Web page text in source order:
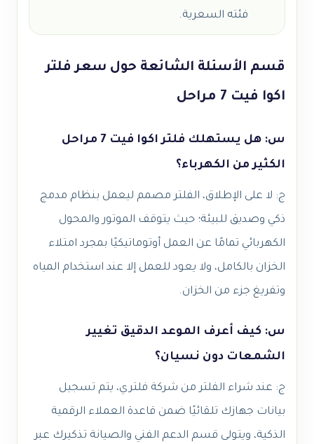
فئته السعرية.
قسم الأسئلة الشائعة حول سعر فلتر
اكوا فيت 7 مراحل
س: هل يستهلك فلتر اكوا فيت 7 مراحل
الكثير من الكهرباء؟
ج: لا على الإطلاق، الفلتر مصمم ليعمل بنظام مدمج
ذكي وصديق للبيئة؛ حيث يتوقف الموتور والمحول
الكهربائي تمامًا عن العمل أوتوماتيكيًا بمجرد امتلاء
الخزان بالكامل، ولا يعود للعمل إلا عند استخدام المياه
وتفريغ جزء من الخزان.
س: كيف أعرف الموعد الدقيق تغيير
الشمعات دون نسيان؟
ج: عند شراء الفلتر من شركة فلتري، يتم تسجيل
بيانات جهازك تلقائيًا ضمن قاعدة العملاء الرقمية
الذكية، ويتولى قسم الدعم الفني والصيانة تذكيرك عبر